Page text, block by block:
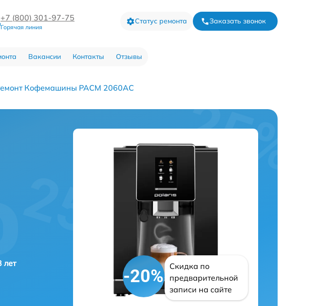
+7 (800) 301-97-75
Горячая линия
Статус ремонта Заказать звонок
Вакансии Контакты Отзывы
Кофемашины PACM 2060AC
лет
-20%
Скидка по
предварительной
записи на сайте